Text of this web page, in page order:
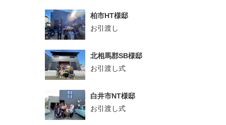
柏市HT様邸
お引渡し
北相馬郡SB様邸
お引渡し式
白井市NT様邸
お引渡し式